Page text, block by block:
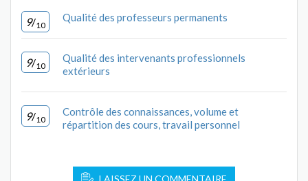
9/10
Qualité des professeurs permanents
9/10
Qualité des intervenants professionnels
extérieurs
9/10
Contrôle des connaissances, volume et
répartition des cours, travail personnel
LAISSEZ UN COMMENTAIRE